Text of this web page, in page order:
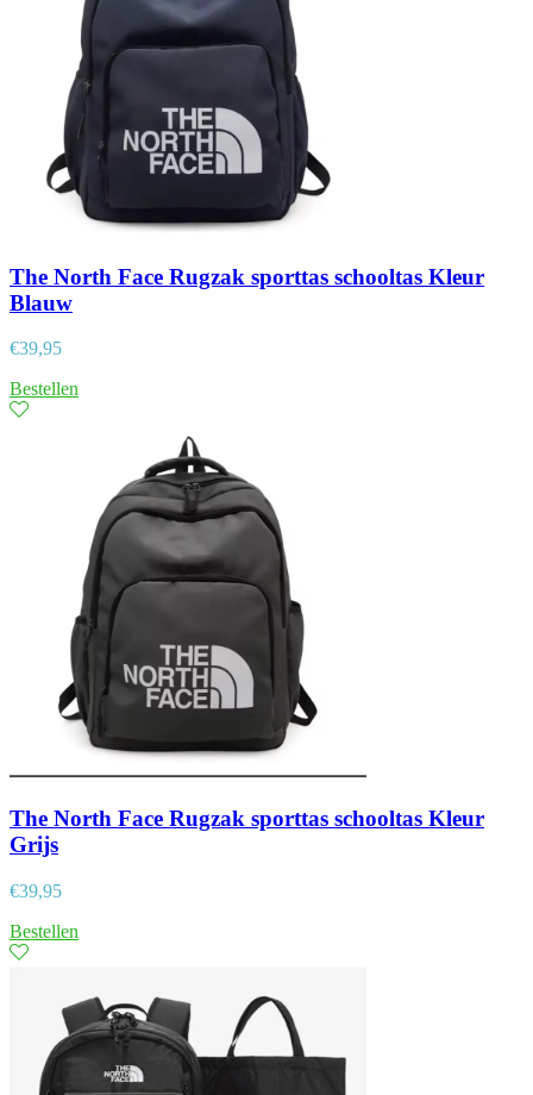
The North Face Rugzak sporttas schooltas Kleur
Blauw
€39,95
Bestellen
The North Face Rugzak sporttas schooltas Kleur
Grijs
€39,95
Bestellen